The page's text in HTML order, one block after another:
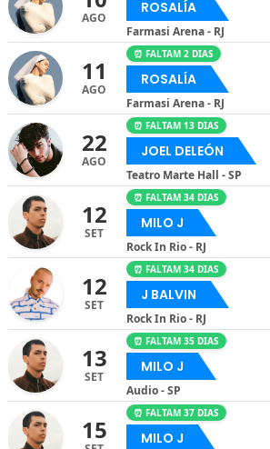
AGO
ROSALÍA
Farmasi Arena - RJ
11
AGO
⏰ FALTAM 2 DIAS
ROSALÍA
Farmasi Arena - RJ
22
AGO
⏰ FALTAM 13 DIAS
JOEL DELEÓN
Teatro Marte Hall - SP
12
SET
⏰ FALTAM 34 DIAS
MILO J
Rock In Rio - RJ
12
SET
⏰ FALTAM 34 DIAS
J BALVIN
Rock In Rio - RJ
13
SET
⏰ FALTAM 35 DIAS
MILO J
Audio - SP
15
⏰ FALTAM 37 DIAS
MILO J